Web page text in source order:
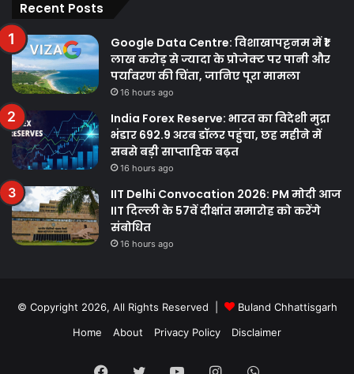
Recent Posts
Google Data Centre: विशाखापट्टनम में ₹1
लाख करोड़ से ज्यादा के प्रोजेक्ट पर पानी और
पर्यावरण की चिंता, जानिए पूरा मामला
16 hours ago
India Forex Reserve: भारत का विदेशी मुद्रा
भंडार 692.9 अरब डॉलर पहुंचा, छह महीने में
सबसे बड़ी साप्ताहिक बढ़त
16 hours ago
IIT Delhi Convocation 2026: PM मोदी आज
IIT दिल्ली के 57वें दीक्षांत समारोह को करेंगे
संबोधित
16 hours ago
© Copyright 2026, All Rights Reserved |
Buland Chhattisgarh
Home
About Privacy Policy Disclaimer